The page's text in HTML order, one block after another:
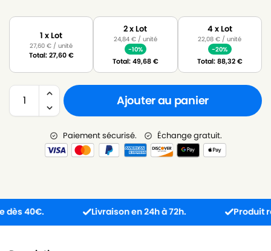
1 x Lot
27,60€ / unité
Total:27,60€
2 x Lot
24,84 €/ unité
-10%
Total:49,68€
4 x Lot
22,08€ / unité
-20%
Total:88,32€
Ajouter au panier
Paiement sécurisé. Échange gratuit.
Livraison en 24h à 72h. Produit reçu